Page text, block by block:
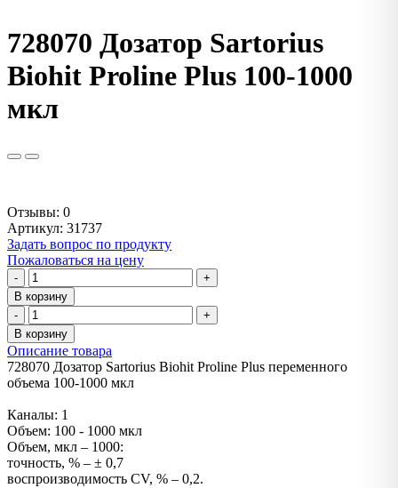
728070 Дозатор Sartorius
Biohit Proline Plus 100-1000
мкл
Отзывы: 0
Артикул: 31737
Задать вопрос по продукту
Пожаловаться на цену
-
+
В корзину
-
+
В корзину
Описание товара
728070 Дозатор Sartorius Biohit Proline Plus переменного
объема 100-1000 мкл
Каналы: 1
Объем: 100 - 1000 мкл
Объем, мкл – 1000:
точность, % – ± 0,7
воспроизводимость CV, % – 0,2.